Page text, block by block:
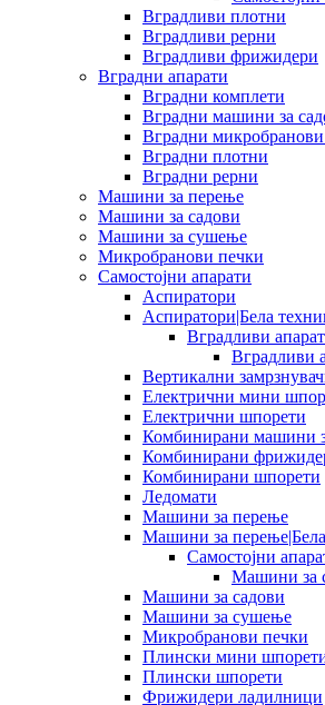
Вградливи плотни
Вградливи рерни
Вградливи фрижидери
Вградни апарати
Вградни комплети
Вградни машини за
Вградни
Вградни плотни
Вградни рерни
Машини за перење
Машини за садови
Машини за сушење
Микробранови печки
Самостојни апарати
Аспиратори
Аспиратори|Бела
Вградливи
Вградливи
Вертикални
Електрични мини
Електрични шпорети
Комбинирани машини
Комбинирани
Комбинирани шпорети
Ледомати
Машини за перење
Машини за
Самостојни
Машини за
Машини за садови
Машини за сушење
Микробранови печки
Плински мини
Плински шпорети
Фрижидери ладилници